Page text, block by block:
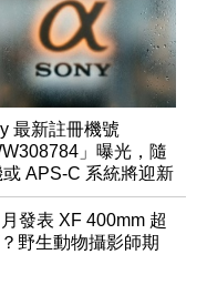
最新註冊機號
」曝光，隨
APS-C 系統將迎新
？
發表 XF 400mm 超
野生動物攝影師期